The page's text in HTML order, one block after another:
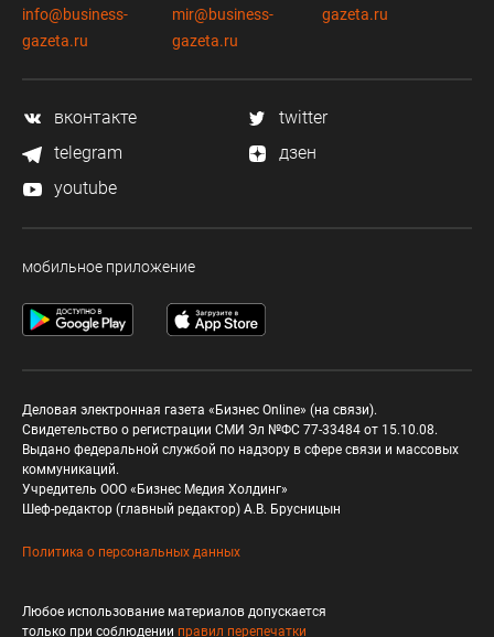
info@business-
gazeta.ru
mir@business-
gazeta.ru
gazeta.ru
вконтакте
twitter
telegram
дзен
youtube
мобильное приложение
Деловая электронная газета «Бизнес Online» (на связи).
Свидетельство о регистрации СМИ Эл №ФС 77-33484 от 15.10.08.
Выдано федеральной службой по надзору в сфере связи и массовых
коммуникаций.
Учредитель ООО «Бизнес Медия Холдинг»
Шеф-редактор (главный редактор) А.В. Брусницын
Политика о персональных данных
Любое использование материалов допускается
только при соблюдении правил перепечатки